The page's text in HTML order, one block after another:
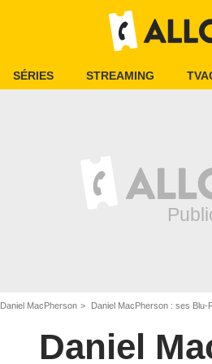
SÉRIES STREAMING
Daniel MacPherson Daniel MacPherson : ses Blu-
Daniel